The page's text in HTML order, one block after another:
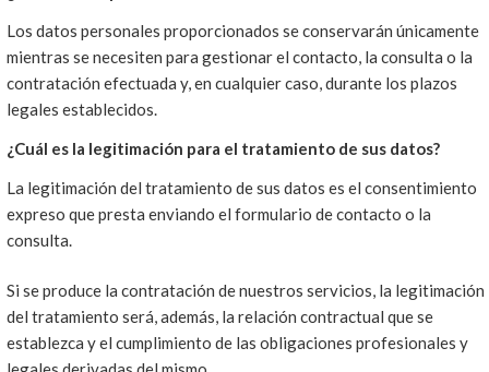
Los datos personales proporcionados se conservarán únicamente
mientras se necesiten para gestionar el contacto, la consulta o la
contratación efectuada y, en cualquier caso, durante los plazos
legales establecidos.
¿Cuál es la legitimación para el tratamiento de sus datos?
La legitimación del tratamiento de sus datos es el consentimiento
expreso que presta enviando el formulario de contacto o la
consulta.
Si se produce la contratación de nuestros servicios, la legitimación
del tratamiento será, además, la relación contractual que se
establezca y el cumplimiento de las obligaciones profesionales y